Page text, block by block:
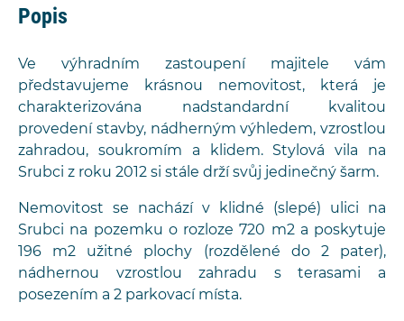
Popis
Ve výhradním zastoupení majitele vám
představujeme krásnou nemovitost, která je
charakterizována nadstandardní kvalitou
provedení stavby, nádherným výhledem, vzrostlou
zahradou, soukromím a klidem. Stylová vila na
Srubci z roku 2012 si stále drží svůj jedinečný šarm.
Nemovitost se nachází v klidné (slepé) ulici na
Srubci na pozemku o rozloze 720 m2 a poskytuje
196 m2 užitné plochy (rozdělené do 2 pater),
nádhernou vzrostlou zahradu s terasami a
posezením a 2 parkovací místa.